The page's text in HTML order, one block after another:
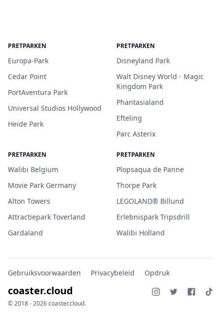
PRETPARKEN
Europa-Park
Cedar Point
PortAventura Park
Universal Studios Hollywood
Heide Park
PRETPARKEN
Disneyland Park
Walt Disney World - Magic
Kingdom Park
Phantasialand
Efteling
Parc Asterix
PRETPARKEN
Walibi Belgium
Movie Park Germany
Alton Towers
Attractiepark Toverland
Gardaland
PRETPARKEN
Plopsaqua de Panne
Thorpe Park
LEGOLAND® Billund
Erlebnispark Tripsdrill
Walibi Holland
Gebruiksvoorwaarden Privacybeleid Opdruk
coaster.cloud
© 2018 - 2026 coaster.cloud.